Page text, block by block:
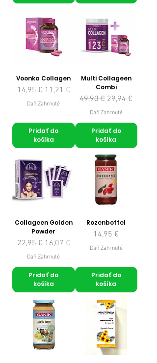
Voonka Collagen
Normálna cena
14,95 € Zľavnená cena
11,21 €
Daň Zahrnuté
Pridať do
košíka
Multi Collageen
Combi
Normálna cena
49,90 € Zľavnená cena
29,94 €
Daň Zahrnuté
Pridať do
košíka
Collageen Golden
Powder
Normálna cena
22,95 € Zľavnená cena
16,07 €
Daň Zahrnuté
Pridať do
košíka
Rozenbottel
Cena
14,95 €
Daň Zahrnuté
Pridať do
košíka